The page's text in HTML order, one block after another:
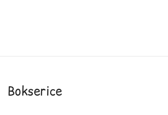
Bokserice